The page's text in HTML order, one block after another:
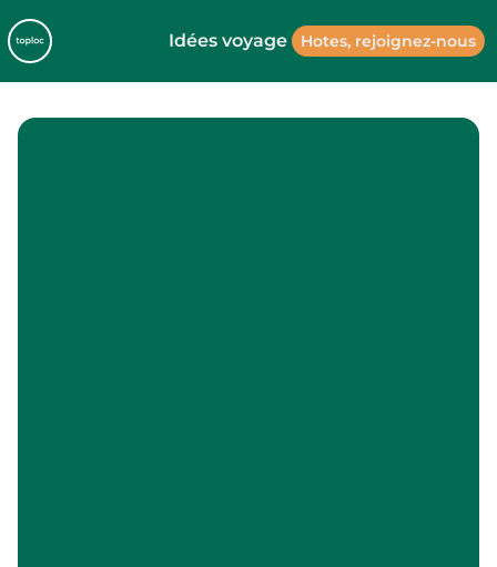
Idées voyage Hotes, rejoignez-nous